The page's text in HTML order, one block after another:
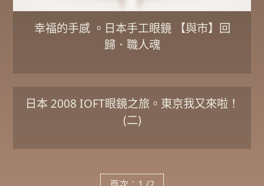
幸福的手感 。日本手工眼鏡 【與市】回
歸．職人魂
日本 2008 IOFT眼鏡之旅。東京我又來啦！
(二)